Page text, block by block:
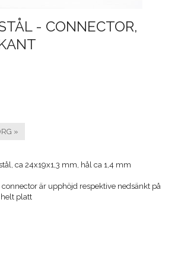
- CONNECTOR,
»
ca 24x19x1,3 mm, hål ca 1,4 mm
connector är upphöjd respektive nedsänkt på
helt platt